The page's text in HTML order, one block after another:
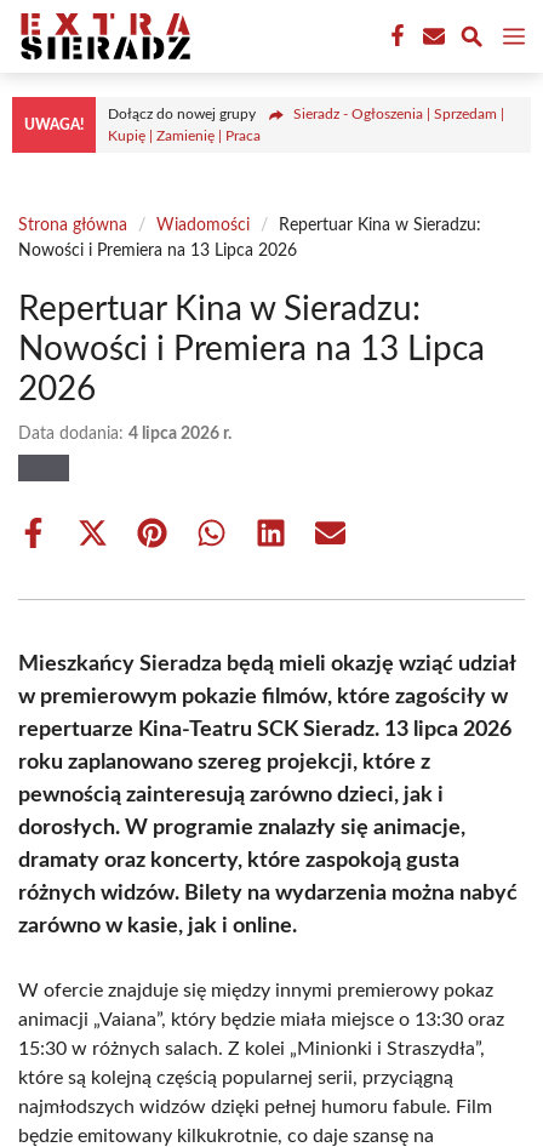
Przejdź
treści
UWAGA!
Dołącz do nowej grupy
Sieradz - Ogłoszenia | Sprzedam |
Kupię | Zamienię | Praca
Strona główna / Wiadomości /
Repertuar Kina w Sieradzu:
Nowości i Premiera na 13 Lipca 2026
Repertuar Kina w Sieradzu:
Nowości i Premiera na 13 Lipca
2026
Data dodania: 4 lipca 2026 r.
Share
Share
(Twitter)
Share Share Share Share
Mieszkańcy Sieradza będą mieli okazję wziąć udział
w premierowym pokazie filmów, które zagościły w
repertuarze Kina-Teatru SCK Sieradz. 13 lipca 2026
roku zaplanowano szereg projekcji, które z
pewnością zainteresują zarówno dzieci, jak i
dorosłych. W programie znalazły się animacje,
dramaty oraz koncerty, które zaspokoją gusta
różnych widzów. Bilety na wydarzenia można nabyć
zarówno w kasie, jak i online.
W ofercie znajduje się między innymi premierowy pokaz
animacji „Vaiana”, który będzie miała miejsce o 13:30 oraz
15:30 w różnych salach. Z kolei „Minionki i Straszydła”,
które są kolejną częścią popularnej serii, przyciągną
najmłodszych widzów dzięki pełnej humoru fabule. Film
będzie emitowany kilkukrotnie, co daje szansę na